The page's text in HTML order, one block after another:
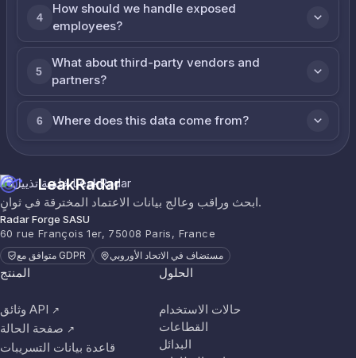
4
How should we handle exposed
employees?
5
What about third-party vendors and
partners?
6 Where does this data come from?
LeakRadar
ابحث وراقب وعالج بيانات الاعتماد المخترقة في ثوانٍ.
Radar Forge SASU
60 rue François 1er, 75008 Paris, France
متوافق مع GDPR مستضاف في الاتحاد الأوروبي
المنتج
وثائق API ↗
صفحة الحالة ↗
قاعدة بيانات التسريبات
الحلول
حالات الاستخدام
القطاعات
البدائل